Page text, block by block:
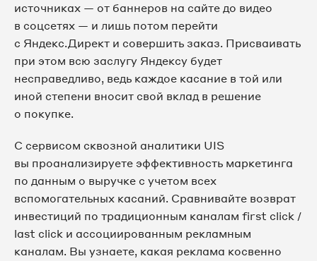
источниках — от баннеров на сайте до видео
в соцсетях — и лишь потом перейти
с Яндекс.Директ и совершить заказ. Присваивать
при этом всю заслугу Яндексу будет
несправедливо, ведь каждое касание в той или
иной степени вносит свой вклад в решение
о покупке.
С сервисом сквозной аналитики UIS
вы проанализируете эффективность маркетинга
по данным о выручке с учетом всех
вспомогательных касаний. Сравнивайте возврат
инвестиций по традиционным каналам first click /
last click и ассоциированным рекламным
каналам. Вы узнаете, какая реклама косвенно